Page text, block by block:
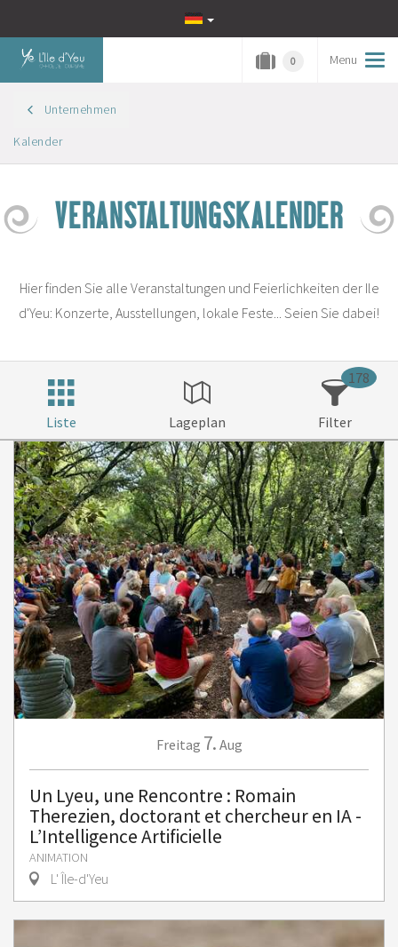
Menu
0
Unternehmen
Kalender
VERANSTALTUNGSKALENDER
Hier finden Sie alle Veranstaltungen und Feierlichkeiten der Ile
d'Yeu: Konzerte, Ausstellungen, lokale Feste... Seien Sie dabei!
Liste Lageplan Filter
178
Freitag 7. Aug
Un Lyeu, une Rencontre : Romain
Therezien, doctorant et chercheur en IA -
L’Intelligence Artificielle
ANIMATION
L' Île-d'Yeu